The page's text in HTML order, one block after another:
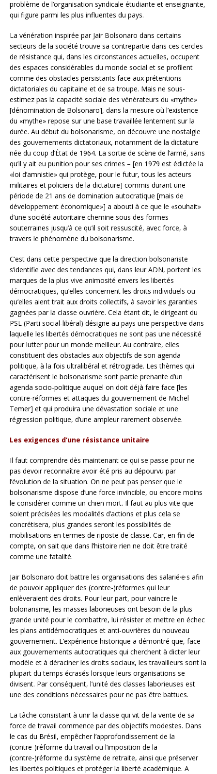
problème de l’organisation syndicale étudiante et enseignante,
qui figure parmi les plus influentes du pays.
La vénération inspirée par Jair Bolsonaro dans certains
secteurs de la société trouve sa contrepartie dans ces cercles
de résistance qui, dans les circonstances actuelles, occupent
des espaces considérables du monde social et se profilent
comme des obstacles persistants face aux prétentions
dictatoriales du capitaine et de sa troupe. Mais ne sous-
estimez pas la capacité sociale des vénérateurs du «mythe»
[dénomination de Bolsonaro], dans la mesure où l’existence
du «mythe» repose sur une base travaillée lentement sur la
durée. Au début du bolsonarisme, on découvre une nostalgie
des gouvernements dictatoriaux, notamment de la dictature
née du coup d’État de 1964. La sortie de scène de l’armé, sans
qu’il y ait eu punition pour ses crimes – [en 1979 est édictée la
«loi d’amnistie» qui protège, pour le futur, tous les acteurs
militaires et policiers de la dictature] commis durant une
période de 21 ans de domination autocratique [mais de
développement économique»] a abouti à ce que le «souhait»
d’une société autoritaire chemine sous des formes
souterraines jusqu’à ce qu’il soit ressuscité, avec force, à
travers le phénomène du bolsonarisme.
C’est dans cette perspective que la direction bolsonariste
s’identifie avec des tendances qui, dans leur ADN, portent les
marques de la plus vive animosité envers les libertés
démocratiques, qu’elles concernent les droits individuels ou
qu’elles aient trait aux droits collectifs, à savoir les garanties
gagnées par la classe ouvrière. Cela étant dit, le dirigeant du
PSL (Parti social-libéral) désigne au pays une perspective dans
laquelle les libertés démocratiques ne sont pas une nécessité
pour lutter pour un monde meilleur. Au contraire, elles
constituent des obstacles aux objectifs de son agenda
politique, à la fois ultralibéral et rétrograde. Les thèmes qui
caractérisent le bolsonarisme sont partie prenante d’un
agenda socio-politique auquel on doit déjà faire face [les
contre-réformes et attaques du gouvernement de Michel
Temer] et qui produira une dévastation sociale et une
régression politique, d’une ampleur rarement observée.
Les exigences d’une résistance unitaire
Il faut comprendre dès maintenant ce qui se passe pour ne
pas devoir reconnaître avoir été pris au dépourvu par
l’évolution de la situation. On ne peut pas penser que le
bolsonarisme dispose d’une force invincible, ou encore moins
le considérer comme un chien mort. Il faut au plus vite que
soient précisées les modalités d’actions et plus cela se
concrétisera, plus grandes seront les possibilités de
mobilisations en termes de riposte de classe. Car, en fin de
compte, on sait que dans l’histoire rien ne doit être traité
comme une fatalité.
Jair Bolsonaro doit battre les organisations des salarié·e·s afin
de pouvoir appliquer des (contre-)réformes qui leur
enlèveraient des droits. Pour leur part, pour vaincre le
bolonarisme, les masses laborieuses ont besoin de la plus
grande unité pour le combattre, lui résister et mettre en échec
les plans antidémocratiques et anti-ouvrières du nouveau
gouvernement. L’expérience historique a démontré que, face
aux gouvernements autocratiques qui cherchent à dicter leur
modèle et à déraciner les droits sociaux, les travailleurs sont la
plupart du temps écrasés lorsque leurs organisations se
divisent. Par conséquent, l’unité des classes laborieuses est
une des conditions nécessaires pour ne pas être battues.
La tâche consistant à unir la classe qui vit de la vente de sa
force de travail commence par des objectifs modestes. Dans
le cas du Brésil, empêcher l’approfondissement de la
(contre-)réforme du travail ou l’imposition de la
(contre-)réforme du système de retraite, ainsi que préserver
les libertés politiques et protéger la liberté académique. A